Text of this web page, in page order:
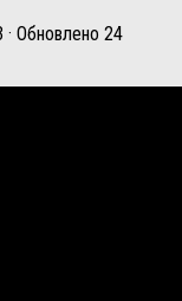
· Обновлено 24